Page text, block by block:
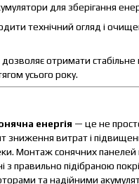
для зберігання
технічний огляд і
дозволяє отримати
усього року.
енергія — це не
зниження витрат і
Монтаж сонячних панелей
з правильно підібраною
та надійними